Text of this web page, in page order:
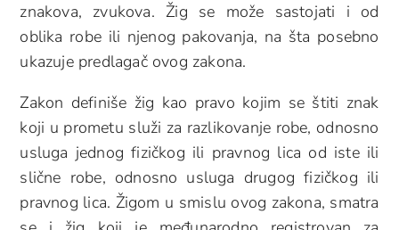
znakova, zvukova. Žig se može sastojati i od
oblika robe ili njenog pakovanja, na šta posebno
ukazuje predlagač ovog zakona.
Zakon definiše žig kao pravo kojim se štiti znak
koji u prometu služi za razlikovanje robe, odnosno
usluga jednog fizičkog ili pravnog lica od iste ili
slične robe, odnosno usluga drugog fizičkog ili
pravnog lica. Žigom u smislu ovog zakona, smatra